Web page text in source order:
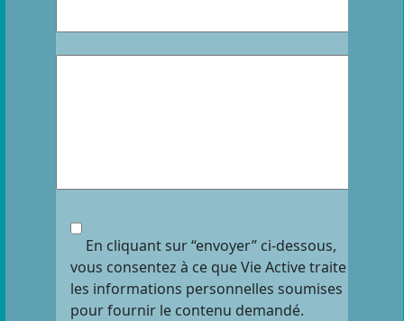
En cliquant sur “envoyer” ci-dessous,
vous consentez à ce que Vie Active traite
les informations personnelles soumises
pour fournir le contenu demandé.